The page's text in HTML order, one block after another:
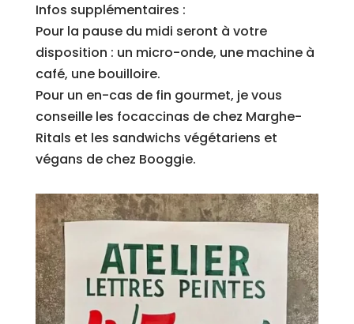
Infos supplémentaires :
Pour la pause du midi seront à votre
disposition : un micro-onde, une machine à
café, une bouilloire.
Pour un en-cas de fin gourmet, je vous
conseille les focaccinas de chez Marghe-
Ritals et les sandwichs végétariens et
végans de chez Booggie.